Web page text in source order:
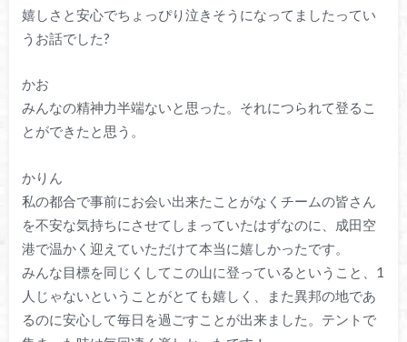
嬉しさと安心でちょっぴり泣きそうになってましたってい
うお話でした?
かお
みんなの精神力半端ないと思った。それにつられて登るこ
とができたと思う。
かりん
私の都合で事前にお会い出来たことがなくチームの皆さん
を不安な気持ちにさせてしまっていたはずなのに、成田空
港で温かく迎えていただけて本当に嬉しかったです。
みんな目標を同じくしてこの山に登っているということ、1
人じゃないということがとても嬉しく、また異邦の地であ
るのに安心して毎日を過ごすことが出来ました。テントで